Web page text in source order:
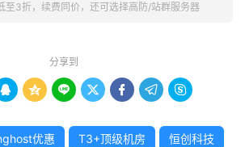
至3折，续费同价，还可选择高防/站群服务器
分享到
      
优惠 T3+顶级机房 恒创科技